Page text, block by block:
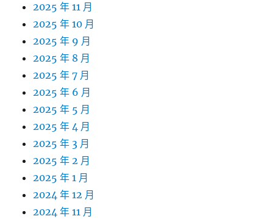
2025 年 11 月
2025 年 10 月
2025 年 9 月
2025 年 8 月
2025 年 7 月
2025 年 6 月
2025 年 5 月
2025 年 4 月
2025 年 3 月
2025 年 2 月
2025 年 1 月
2024 年 12 月
2024 年 11 月